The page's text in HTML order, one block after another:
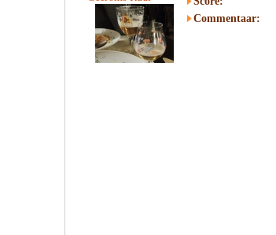
Commentaar: